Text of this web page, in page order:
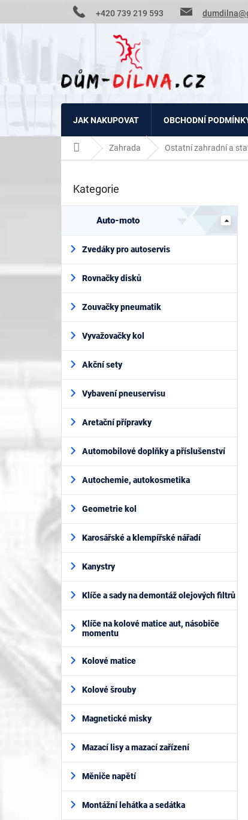
+420 739 219 593
JAK NAKUPOVAT OBCHODNÍ
Domů Zahrada Ostatní zahradní a
t
a
í
e
Přeskočit
Kategorie
Auto-moto
Zvedáky pro autoservis
Rovnačky disků
Zouvačky pneumatik
Vyvažovačky kol
Akční sety
Vybavení pneuservisu
Aretační přípravky
Automobilové doplňky a příslušenství
Autochemie, autokosmetika
Geometrie kol
Karosářské a klempířské nářadí
Kanystry
Klíče a sady na demontáž olejových filtrů
Klíče na kolové matice aut, násobiče
momentu
Kolové matice
Kolové šrouby
Magnetické misky
Mazací lisy a mazací zařízení
Měniče napětí
Montážní lehátka a sedátka